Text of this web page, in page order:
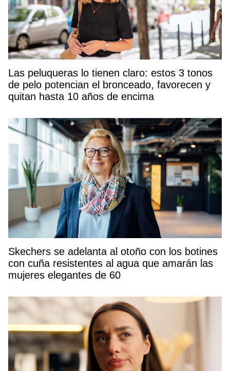
Las peluqueras lo tienen claro: estos 3 tonos
de pelo potencian el bronceado, favorecen y
quitan hasta 10 años de encima
Skechers se adelanta al otoño con los botines
con cuña resistentes al agua que amarán las
mujeres elegantes de 60